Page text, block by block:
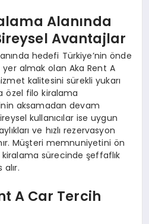
Alanında
Avantajlar
hedefi Türkiye’nin önde
yer almak olan Aka Rent A
kalitesini sürekli yukarı
özel filo kiralama
aksamadan devam
kullanıcılar ise uygun
ve hızlı rezervasyon
Müşteri memnuniyetini ön
sürecinde şeffaflık
alır.
A Car Tercih